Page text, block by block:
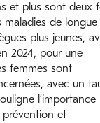
et plus sont deux
maladies de longue
plus jeunes,
2024, pour une
femmes sont
avec un
l’importance
prévention et